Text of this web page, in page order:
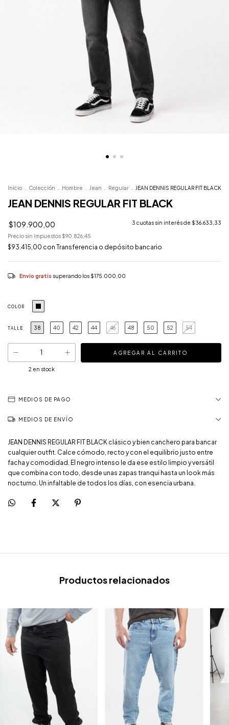
Inicio Colección Hombre Jean Regular JEAN DENNIS REGULAR FIT BLACK
JEAN DENNIS REGULAR FIT BLACK
$109.900,00 3 cuotas sin interés de $36.633,33
Precio sin impuestos $90.826,45
$93.415,00 con Transferencia o depósito bancario
Envío gratis superando los $175.000,00
COLOR
TALLE 38 40 42 44 46 48 50 52 54
2 en stock
MEDIOS DE PAGO
MEDIOS DE ENVÍO
JEAN DENNIS REGULAR FIT BLACK clásico y bien canchero para bancar
cualquier outfit. Calce cómodo, recto y con el equilibrio justo entre
facha y comodidad. El negro intenso le da ese estilo limpio y versátil
que combina con todo, desde unas zapas tranqui hasta un look más
nocturno. Un infaltable de todos los días, con esencia urbana.
Productos relacionados